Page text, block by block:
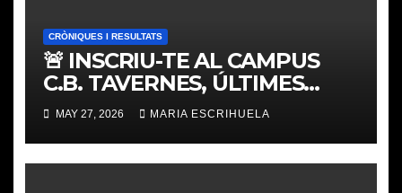
CRÒNIQUES I RESULTATS
🚨 INSCRIU-TE AL CAMPUS
C.B. TAVERNES, ÚLTIMES
PLACES
MAY 27, 2026 MARIA ESCRIHUELA